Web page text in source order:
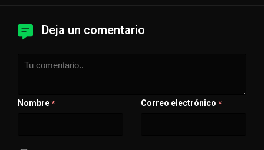
Deja un comentario
Nombre * Correo electrónico *